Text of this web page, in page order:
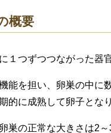
概要
１つずつつながった器
能を担い、卵巣の中に
的に成熟して卵子とな
巣の正常な大きさは2